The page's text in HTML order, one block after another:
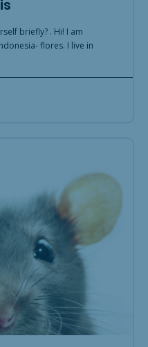
briefly? . Hi! I am
flores. I live in